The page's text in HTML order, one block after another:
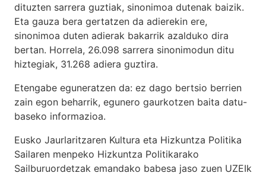
dituzten sarrera guztiak, sinonimoa dutenak baizik.
Eta gauza bera gertatzen da adierekin ere,
sinonimoa duten adierak bakarrik azalduko dira
bertan. Horrela, 26.098 sarrera sinonimodun ditu
hiztegiak, 31.268 adiera guztira.
Etengabe eguneratzen da: ez dago bertsio berrien
zain egon beharrik, egunero gaurkotzen baita datu-
baseko informazioa.
Eusko Jaurlaritzaren Kultura eta Hizkuntza Politika
Sailaren menpeko Hizkuntza Politikarako
Sailburuordetzak emandako babesa jaso zuen UZEIk